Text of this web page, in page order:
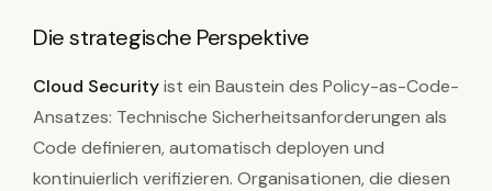
Die strategische Perspektive
Cloud Securityist ein Baustein des Policy-as-Code-
Ansatzes: Technische Sicherheitsanforderungen als
Code definieren, automatisch deployen und
kontinuierlich verifizieren. Organisationen, die diesen